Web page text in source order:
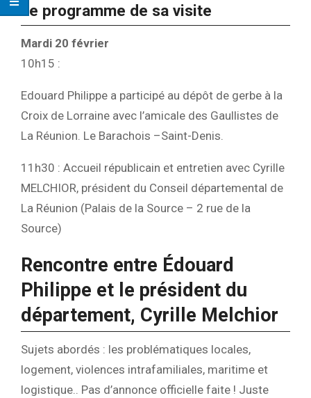
Le programme de sa visite
Mardi 20 février
10h15 :
Edouard Philippe a participé au dépôt de gerbe à la
Croix de Lorraine avec l’amicale des Gaullistes de
La Réunion. Le Barachois –Saint-Denis.
11h30 : Accueil républicain et entretien avec Cyrille
MELCHIOR, président du Conseil départemental de
La Réunion (Palais de la Source – 2 rue de la
Source)
Rencontre entre Édouard
Philippe et le président du
département, Cyrille Melchior
Sujets abordés : les problématiques locales,
logement, violences intrafamiliales, maritime et
logistique.. Pas d’annonce officielle faite ! Juste